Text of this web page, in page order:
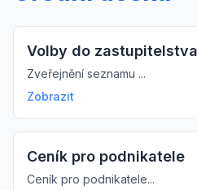
Volby do
Zveřejnění seznamu ...
Zobrazit
Ceník pro podnikatele
Ceník pro podnikatele...